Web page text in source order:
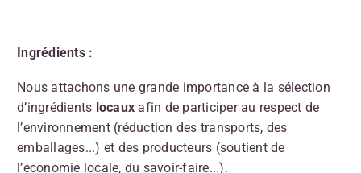
Ingrédients :
Nous attachons une grande importance à la sélection
d’ingrédients locaux afin de participer au respect de
l’environnement (réduction des transports, des
emballages...) et des producteurs (soutient de
l’économie locale, du savoir-faire...).